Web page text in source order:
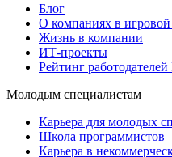
Блог
О компаниях в
Жизнь в компании
ИТ-проекты
Рейтинг работодателей
Молодым специалистам
Карьера для молодых
Школа программистов
Карьера в